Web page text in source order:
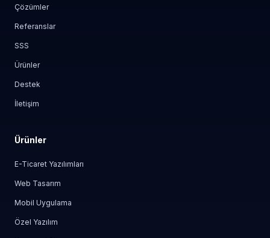
Çözümler
Referanslar
SSS
Ürünler
Destek
İletişim
Ürünler
E-Ticaret Yazılımları
Web Tasarım
Mobil Uygulama
Özel Yazılım